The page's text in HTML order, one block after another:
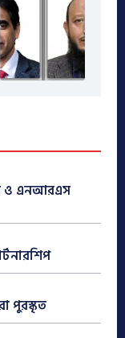
ও এনআরএস
পুরস্কৃত